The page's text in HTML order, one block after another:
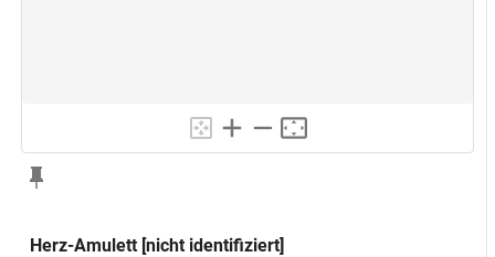
Herz-Amulett [nicht identifiziert]